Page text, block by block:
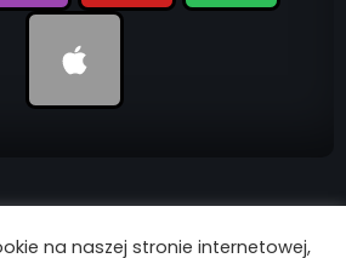
UDOSTĘPNIJ
na naszej stronie internetowej,